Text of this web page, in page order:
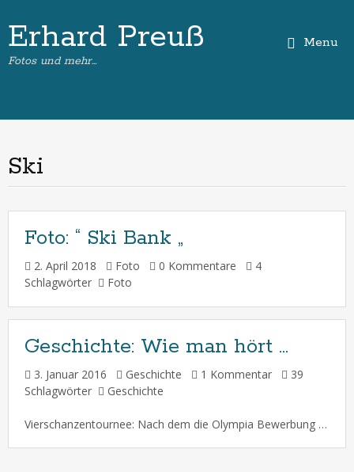
Erhard Preuß
Fotos und mehr…
Menu
Ski
Foto: “ Ski Bank „
2. April 2018 Foto 0 Kommentare
4
Schlagwörter
Foto
Geschichte: Wie man hört …
3. Januar 2016 Geschichte 1 Kommentar
39
Schlagwörter
Geschichte
Vierschanzentournee: Nach dem die Olympia Bewerbung gescheitert ist, will Hamburg eine andere Sport Großveranstaltung in die Hansestadt holen. Die traditionelle Vierschanzentournee soll künftig auf Fünf erweitert werden. Sozusagen eine nordische Kombination mit dem Süden … Hamburg hat sich beworben. Geplanter Austragungsort: Das Schanzenviertel !!! ( 03. Januar 2016 ) Gewerkschaft eingeschaltet: Feuerwehrmann entlassen … […]